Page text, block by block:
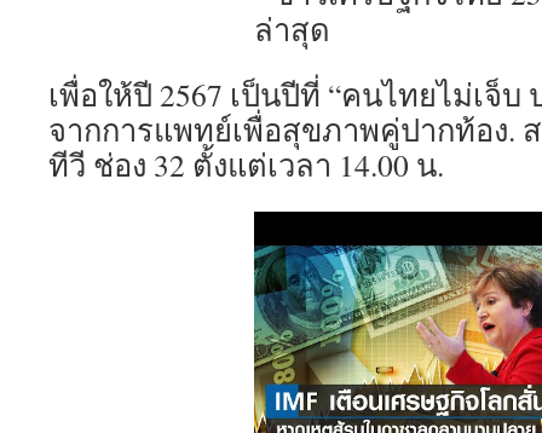
เพื่อให้ปี 2567 เป็นปีที่ “คนไทยไม่เจ็บ
จากการแพทย์เพื่อสุขภาพคู่ปากท้อง.
ทีวี ช่อง 32 ตั้งแต่เวลา 14.00 น.